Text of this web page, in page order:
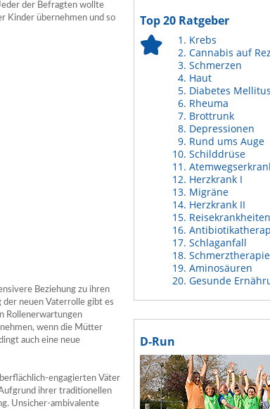
der Befragten wollte
Kinder übernehmen und so
Beziehung zu ihren
der neuen Vaterrolle gibt es
Rollenerwartungen
wenn die Mütter
auch eine neue
engagierten Väter
ihrer traditionellen
Unsicher-ambivalente
Top 20 Ratgeber
Krebs
Cannabis auf
Schmerzen
Haut
Diabetes Mellitus
Rheuma
Brottrunk
Depressionen
Rund ums Auge
Schilddrüse
Herzkrank I
Migräne
Herzkrank II
Reisekrankheiten
Schlaganfall
Schmerztherapie
Aminosäuren
Gesunde
D-Run